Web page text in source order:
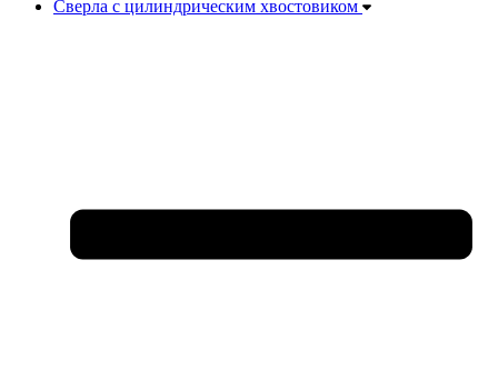
Сверла с цилиндрическим хвостовиком